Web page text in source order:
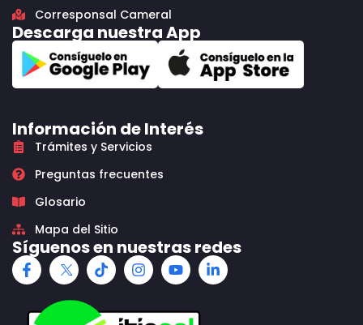
Corresponsal Cameral
Descarga nuestra App
Información de Interés
Trámites y Servicios
Preguntas frecuentes
Glosario
Mapa del Sitio
Síguenos en nuestras redes